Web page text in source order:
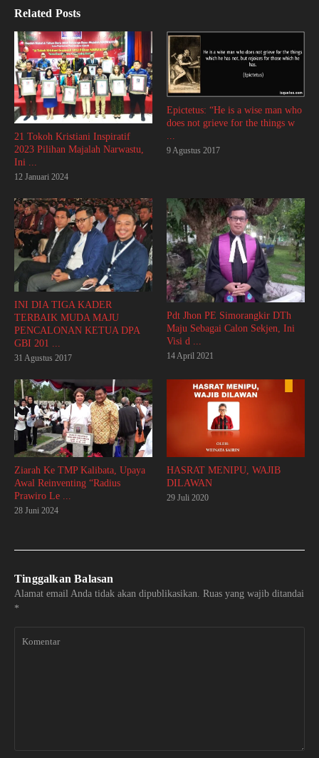
Related Posts
21 Tokoh Kristiani Inspiratif
2023 Pilihan Majalah Narwastu,
Ini ...
12 Januari 2024
Epictetus: “He is a wise man who
does not grieve for the things w
9 Agustus 2017
INI DIA TIGA KADER
TERBAIK MUDA MAJU
PENCALONAN KETUA DPA
GBI 201 ...
31 Agustus 2017
Pdt Jhon PE Simorangkir DTh
Maju Sebagai Calon Sekjen, Ini
Visi d ...
14 April 2021
Ziarah Ke TMP Kalibata, Upaya
Awal Reinventing “Radius
Prawiro Le ...
28 Juni 2024
HASRAT MENIPU, WAJIB
DILAWAN
29 Juli 2020
Tinggalkan Balasan
Alamat email Anda tidak akan dipublikasikan. Ruas yang wajib ditandai
*